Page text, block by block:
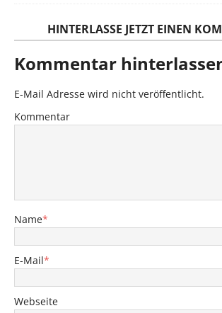
HINTERLASSE JETZT EINEN
Kommentar
E-Mail Adresse wird nicht veröffentlicht.
Kommentar
Name*
E-Mail*
Webseite